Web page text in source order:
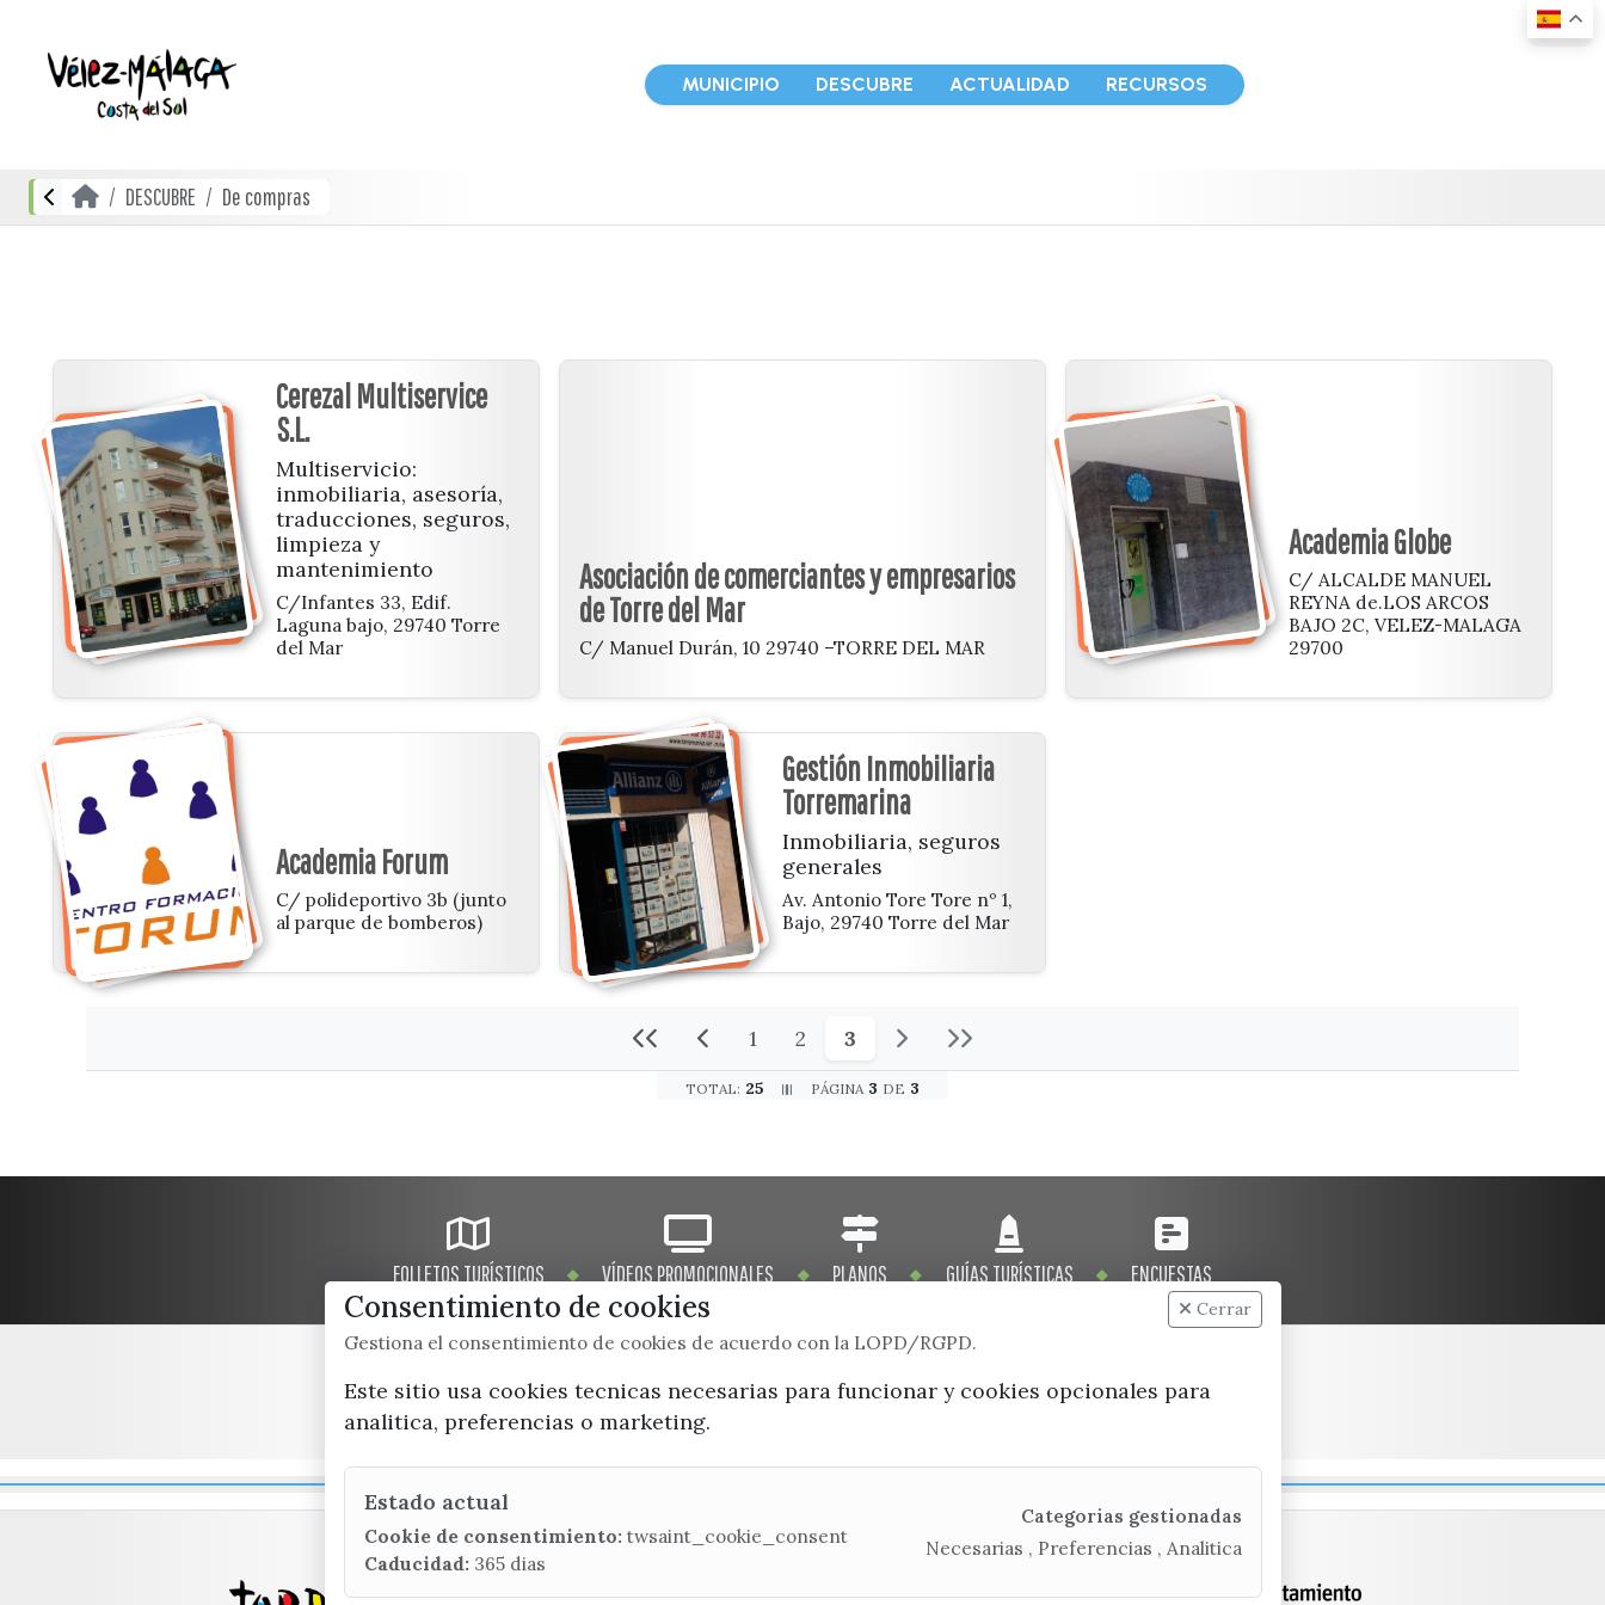
MUNICIPIO DESCUBRE ACTUALIDAD RECURSOS
DESCUBRE De compras
Cerezal Multiservice
S.L.
Multiservicio:
inmobiliaria, asesoría,
traducciones, seguros,
limpieza y
mantenimiento
C/Infantes 33, Edif.
Laguna bajo, 29740 Torre
del Mar
Asociación de comerciantes y empresarios
de Torre del Mar
C/ Manuel Durán, 10 29740 –TORRE DEL MAR
Academia Globe
C/ ALCALDE MANUEL
REYNA de.LOS ARCOS
BAJO 2C, VELEZ-MALAGA
29700
Academia Forum
C/ polideportivo 3b (junto
al parque de bomberos)
Gestión Inmobiliaria
Torremarina
Inmobiliaria, seguros
generales
Av. Antonio Tore Tore nº 1,
Bajo, 29740 Torre del Mar
1 2 3
TOTAL: 25 PÁGINA 3 DE 3
FOLLETOS TURÍSTICOS VÍDEOS PROMOCIONALES PLANOS GUÍAS TURÍSTICAS ENCUESTAS
x / twitter
Consentimiento de cookies
Gestiona el consentimiento de cookies de acuerdo con la LOPD/RGPD.
Cerrar
Este sitio usa cookies tecnicas necesarias para funcionar y cookies opcionales para
analitica, preferencias o marketing.
Estado actual
Cookie de consentimiento: twsaint_cookie_consent
Caducidad: 365 dias
Categorias gestionadas
Necesarias , Preferencias , Analitica